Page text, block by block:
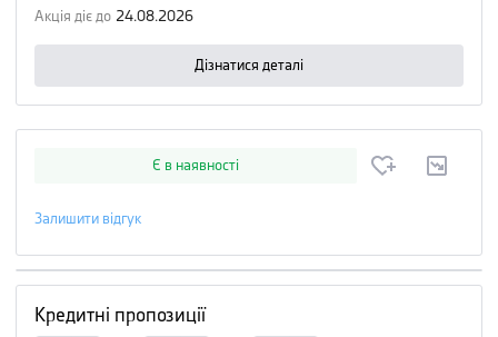
Акція діє до 24.08.2026
Дізнатися деталі
Є в наявності
Залишити відгук
Кредитні пропозиції